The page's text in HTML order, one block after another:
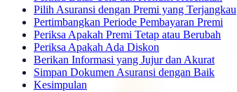
Pilih Asuransi dengan Premi yang Terjangkau
Pertimbangkan Periode Pembayaran Premi
Periksa Apakah Premi Tetap atau Berubah
Periksa Apakah Ada Diskon
Berikan Informasi yang Jujur dan Akurat
Simpan Dokumen Asuransi dengan Baik
Kesimpulan